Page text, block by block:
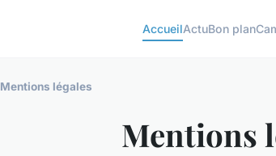
AccueilActuBon plan
Mentions légales
Mentions